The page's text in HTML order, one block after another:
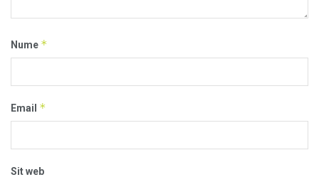
Nume *
Email *
Sit web